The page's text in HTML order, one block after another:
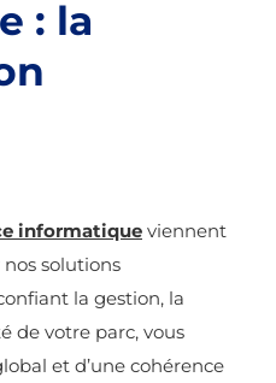
: la
informatique viennent
solutions
la gestion, la
de votre parc, vous
et d’une cohérence